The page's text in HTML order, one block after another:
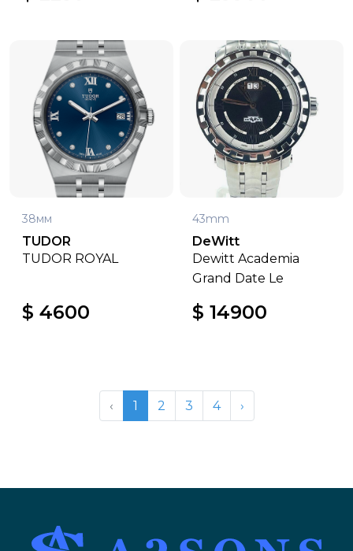
38мм
TUDOR
TUDOR ROYAL
$ 4600
43mm
DeWitt
Dewitt Academia
Grand Date Le
$ 14900
‹ 1 2 3 4 ›